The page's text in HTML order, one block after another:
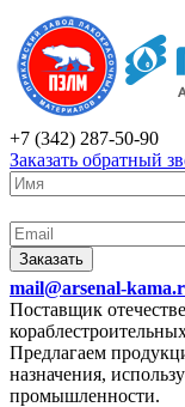
+7 (342) 287-50-90
Заказать обратный
Заказать
mail@arsenal-
Поставщик
Предлагаем
назначения,
промышленности.